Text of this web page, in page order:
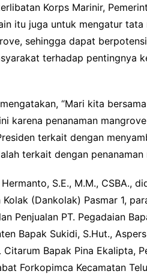
Korps Marinir,
itu juga untuk mengatur
sehingga dapat
terhadap pentingnya
“Mari kita
karena penanaman
terkait dengan
terkait dengan penanaman
S.E., M.M., CSBA.,
(Dankolak) Pasmar 1,
Penjualan PT. Pegadaian
Bapak Sukidi, S.Hut.,
Bapak Pina Ekalipta,
Forkopimca Kecamatan